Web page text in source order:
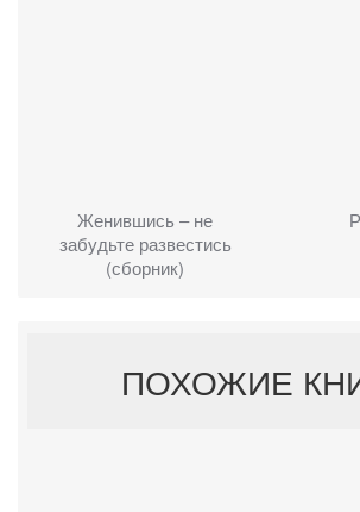
Женившись – не
забудьте развестись
(сборник)
ПОХОЖИЕ